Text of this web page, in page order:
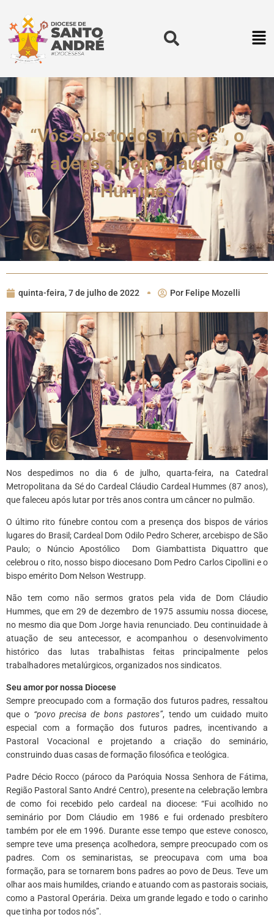
“Vós sois todos irmãos”, o
adeus a Dom Cláudio
Hummes
quinta-feira, 7 de julho de 2022 Por Felipe Mozelli
Nos despedimos no dia 6 de julho, quarta-feira, na Catedral
Metropolitana da Sé do Cardeal Cláudio Cardeal Hummes (87 anos),
que faleceu após lutar por três anos contra um câncer no pulmão.
O último rito fúnebre contou com a presença dos bispos de vários
lugares do Brasil; Cardeal Dom Odilo Pedro Scherer, arcebispo de São
Paulo; o Núncio Apostólico Dom Giambattista Diquattro que
celebrou o rito, nosso bispo diocesano Dom Pedro Carlos Cipollini e o
bispo emérito Dom Nelson Westrupp.
Não tem como não sermos gratos pela vida de Dom Cláudio
Hummes, que em 29 de dezembro de 1975 assumiu nossa diocese,
no mesmo dia que Dom Jorge havia renunciado. Deu continuidade à
atuação de seu antecessor, e acompanhou o desenvolvimento
histórico das lutas trabalhistas feitas principalmente pelos
trabalhadores metalúrgicos, organizados nos sindicatos.
Seu amor por nossa Diocese
Sempre preocupado com a formação dos futuros padres, ressaltou
que o “povo precisa de bons pastores”, tendo um cuidado muito
especial com a formação dos futuros padres, incentivando a
Pastoral Vocacional e projetando a criação do seminário,
construindo duas casas de formação filosófica e teológica.
Padre Décio Rocco (pároco da Paróquia Nossa Senhora de Fátima,
Região Pastoral Santo André Centro), presente na celebração lembra
de como foi recebido pelo cardeal na diocese: “Fui acolhido no
seminário por Dom Cláudio em 1986 e fui ordenado presbítero
também por ele em 1996. Durante esse tempo que esteve conosco,
sempre teve uma presença acolhedora, sempre preocupado com os
padres. Com os seminaristas, se preocupava com uma boa
formação, para se tornarem bons padres ao povo de Deus. Teve um
olhar aos mais humildes, criando e atuando com as pastorais sociais,
como a Pastoral Operária. Deixa um grande legado e todo o carinho
que tinha por todos nós”.